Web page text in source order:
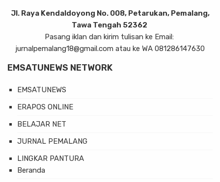
Jl. Raya Kendaldoyong No. 008, Petarukan, Pemalang,
Tawa Tengah 52362
Pasang iklan dan kirim tulisan ke Email:
jurnalpemalang18@gmail.com atau ke WA 081286147630
EMSATUNEWS NETWORK
EMSATUNEWS
ERAPOS ONLINE
BELAJAR NET
JURNAL PEMALANG
LINGKAR PANTURA
Beranda